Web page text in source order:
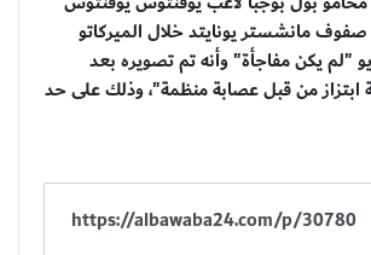
صفوف مانشستر يونايتد خلال الميركاتو
"لم يكن مفاجأة" وأنه تم تصويره بعد
ابتزاز من قبل عصابة منظمة"، وذلك على حد